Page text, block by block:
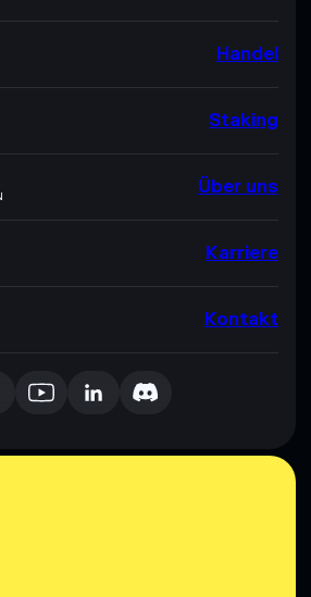
Handel
Staking
Über uns
Karriere
Kontakt